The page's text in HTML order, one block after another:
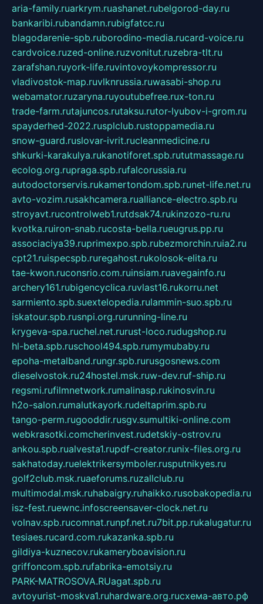
aria-family.ruarkrym.ruashanet.rubelgorod-day.ru
bankaribi.rubandamn.rubigfatcc.ru
blagodarenie-spb.ruborodino-media.rucard-voice.ru
cardvoice.ruzed-online.ruzvonitut.ruzebra-tlt.ru
zarafshan.ruyork-life.ruvintovoykompressor.ru
vladivostok-map.ruvlknrussia.ruwasabi-shop.ru
webamator.ruzaryna.ruyoutubefree.rux-ton.ru
trade-farm.rutajuncos.rutaksu.rutor-lyubov-i-grom.ru
spayderhed-2022.rusplclub.rustoppamedia.ru
snow-guard.ruslovar-ivrit.rucleanmedicine.ru
shkurki-karakulya.rukanotiforet.spb.rututmassage.ru
ecolog.org.rupraga.spb.rufalcorussia.ru
autodoctorservis.rukamertondom.spb.runet-life.net.ru
avto-vozim.rusakhcamera.rualliance-electro.spb.ru
stroyavt.rucontrolweb1.rutdsak74.rukinzozo-ru.ru
kvotka.ruiron-snab.rucosta-bella.rueugrus.pp.ru
associaciya39.ruprimexpo.spb.rubezmorchin.ruia2.ru
cpt21.ruispecspb.ruregahost.rukolosok-elita.ru
tae-kwon.ruconsrio.com.ruinsiam.ruavegainfo.ru
archery161.rubigencyclica.ruvlast16.rukorru.net
sarmiento.spb.suextelopedia.rulammin-suo.spb.ru
iskatour.spb.rusnpi.org.rurunning-line.ru
krygeva-spa.ruchel.net.rurust-loco.rudugshop.ru
hl-beta.spb.ruschool494.spb.rumymubaby.ru
epoha-metalband.rungr.spb.rurusgosnews.com
dieselvostok.ru24hostel.msk.ruw-dev.ruf-ship.ru
regsmi.rufilmnetwork.rumalinasp.rukinosvin.ru
h2o-salon.rumalutkayork.rudeltaprim.spb.ru
tango-perm.rugooddir.rusgv.sumultiki-online.com
webkrasotki.comcherinvest.rudetskiy-ostrov.ru
ankou.spb.rualvesta1.rupdf-creator.runix-files.org.ru
sakhatoday.ruelektrikersymboler.rusputnikyes.ru
golf2club.msk.ruaeforums.ruzallclub.ru
multimodal.msk.ruhabaigry.ruhaikko.rusobakopedia.ru
isz-fest.ruewnc.infoscreensaver-clock.net.ru
volnav.spb.rucomnat.runpf.net.ru7bit.pp.rukalugatur.ru
tesiaes.rucard.com.rukazanka.spb.ru
gildiya-kuznecov.rukameryboavision.ru
griffoncom.spb.rufabrika-emotsiy.ru
PARK-MATROSOVA.RUagat.spb.ru
avtoyurist-moskva1.ruhardware.org.ruсхема-авто.рф